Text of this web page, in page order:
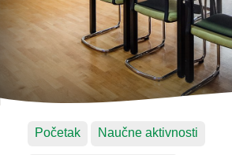
Početak Naučne aktivnosti